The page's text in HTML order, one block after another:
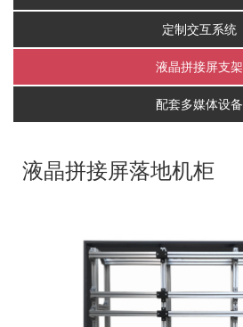
定制交互系统
液晶拼接屏支架
配套多媒体设备
液晶拼接屏落地机柜